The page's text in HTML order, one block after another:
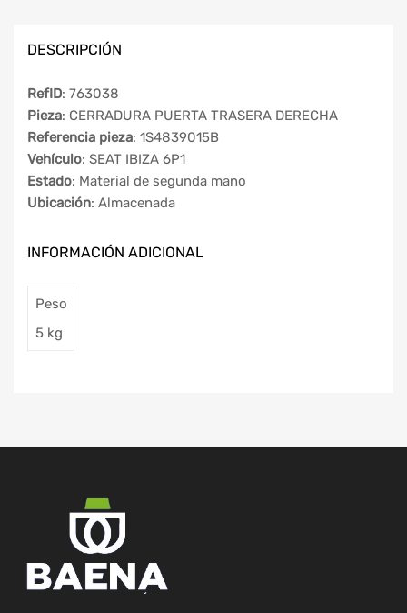
DESCRIPCIÓN
RefID: 763038
Pieza: CERRADURA PUERTA TRASERA DERECHA
Referencia pieza: 1S4839015B
Vehículo: SEAT IBIZA 6P1
Estado: Material de segunda mano
Ubicación: Almacenada
INFORMACIÓN ADICIONAL
Peso
5 kg